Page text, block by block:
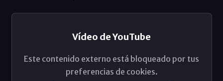
Vídeo de YouTube
Este contenido externo está bloqueado por tus
preferencias de cookies.